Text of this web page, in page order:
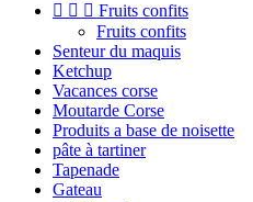
   Fruits confits
Fruits confits
Senteur du maquis
Ketchup
Vacances corse
Moutarde Corse
Produits a base de noisette
pâte à tartiner
Tapenade
Gateau